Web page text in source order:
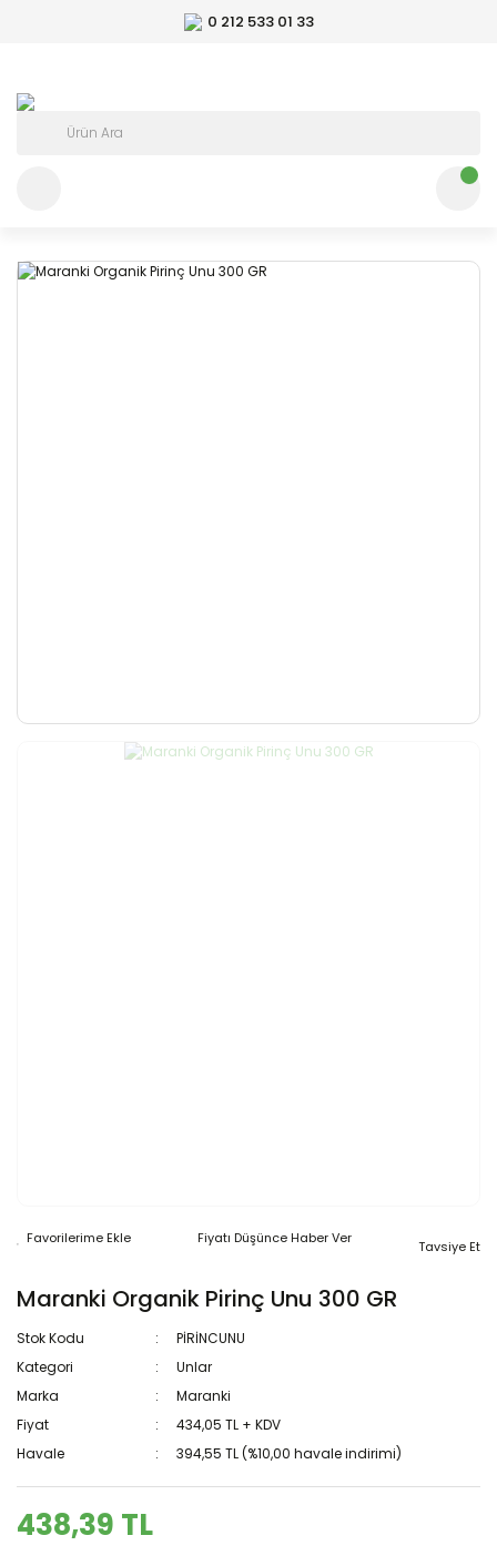
0 212 533 01 33
Fiyatı Düşünce Haber Ver Tavsiye Et
Maranki Organik Pirinç Unu 300 GR
Stok Kodu
PİRİNCUNU
Kategori
Unlar
Marka
Maranki
Fiyat
434,05 TL + KDV
Havale
394,55 TL (%10,00 havale indirimi)
438,39 TL